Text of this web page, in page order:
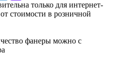
только для интернет-
стоимости в розничной
фанеры можно с